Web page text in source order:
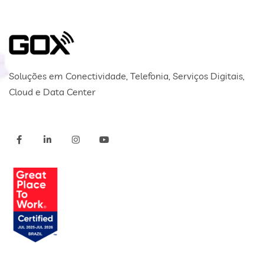
Soluções em Conectividade, Telefonia, Serviços Digitais,
Cloud e Data Center